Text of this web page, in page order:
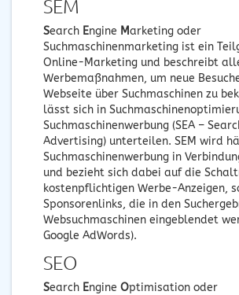
SEM
Search Engine Marketing oder
Suchmaschinenmarketing ist ein
Online-Marketing und beschreibt
Werbemaßnahmen, um neue
Webseite über Suchmaschinen zu
lässt sich in
Suchmaschinenwerbung (SEA –
Advertising) unterteilen. SEM wird
Suchmaschinenwerbung in
und bezieht sich dabei auf die
kostenpflichtigen Werbe-Anzeigen,
Sponsorenlinks, die in den
Websuchmaschinen eingeblendet
Google AdWords).
SEO
Search Engine Optimisation oder